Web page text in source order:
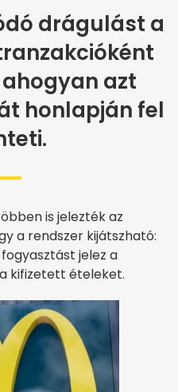
drágulást a
azt
honlapján fel
is jelezték az
a rendszer kijátszható:
jelez a
kifizetett ételeket.